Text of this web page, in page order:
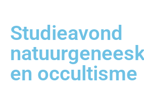
Studieavond
en occultisme